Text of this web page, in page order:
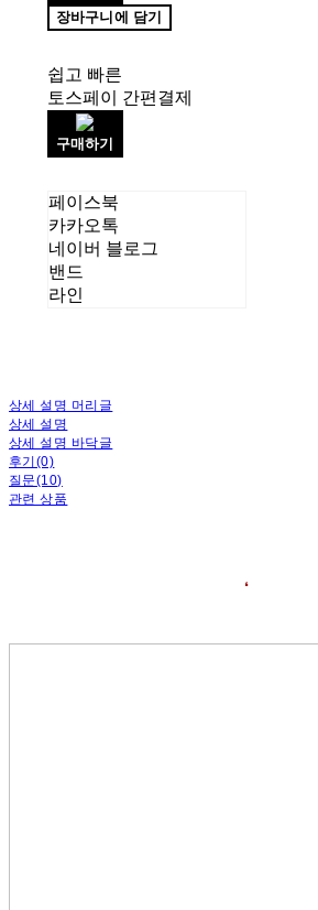
장바구니에 담기
쉽고 빠른
토스페이 간편결제
구매하기
페이스북
카카오톡
네이버 블로그
밴드
라인
상세 설명 머리글
상세 설명
상세 설명 바닥글
후기(0)
질문(10)
관련 상품
❛